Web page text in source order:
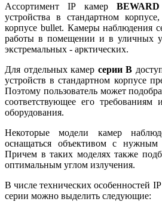
Ассортимент IP камер
устройства в стандартном
корпусе bullet. Камеры наблюдения
работы в помещении и в уличных
экстремальных - арктических.
Для отдельных камер серии B
устройств в стандартном корпусе
Поэтому пользователь может
соответствующее его
оборудования.
Некоторые модели камер
оснащаться объективом с нужным
Причем в таких моделях также
оптимальным углом излучения.
В числе технических особенностей
серии можно выделить следующие: